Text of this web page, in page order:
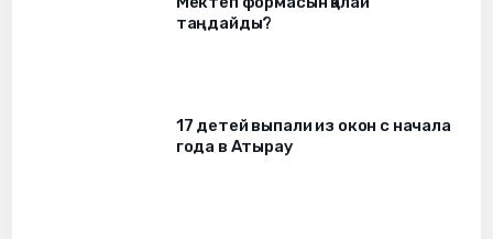
таңдайды?
17 детей выпали из окон c начала
года в Атырау